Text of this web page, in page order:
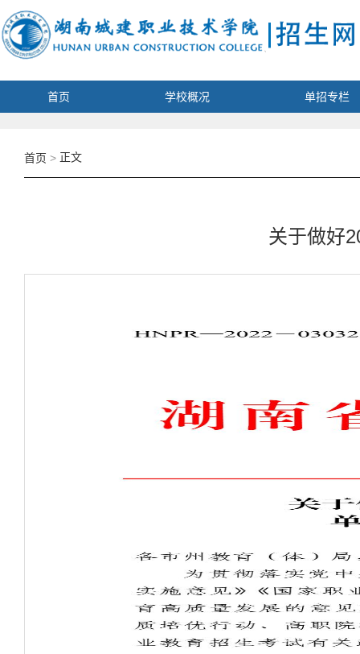
首页 学校概况 单招专栏
首页 > 正文
关于做好